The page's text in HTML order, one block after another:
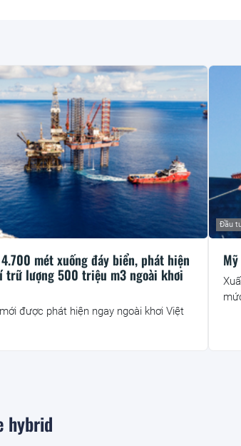
mét xuống đáy biển, phát hiện
trữ lượng 500 triệu m3 ngoài khơi
được phát hiện ngay ngoài khơi Việt
Đầu
hybrid